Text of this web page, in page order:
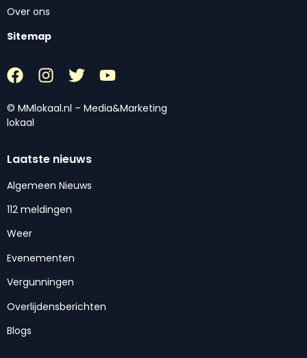
Over ons
Sitemap
© MMlokaal.nl – Media&Marketing
lokaal
Laatste nieuws
Algemeen Nieuws
112 meldingen
Weer
Evenementen
Vergunningen
Overlijdensberichten
Blogs